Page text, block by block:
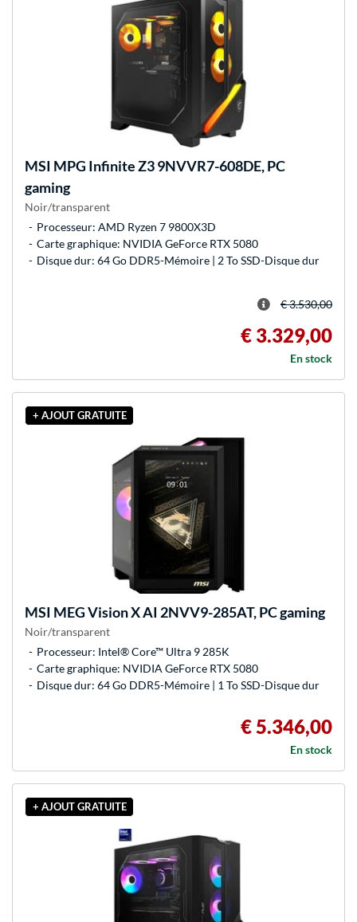
MSI MPG Infinite Z3 9NVVR7-608DE, PC
gaming
Noir/transparent
Processeur: AMD Ryzen 7 9800X3D
Carte graphique: NVIDIA GeForce RTX 5080
Disque dur: 64 Go DDR5-Mémoire | 2 To SSD-Disque dur
€ 3.530,00
€ 3.329,00
En stock
+ AJOUT GRATUITE
MSI MEG Vision X AI 2NVV9-285AT, PC gaming
Noir/transparent
Processeur: Intel® Core™ Ultra 9 285K
Carte graphique: NVIDIA GeForce RTX 5080
Disque dur: 64 Go DDR5-Mémoire | 1 To SSD-Disque dur
€ 5.346,00
En stock
+ AJOUT GRATUITE